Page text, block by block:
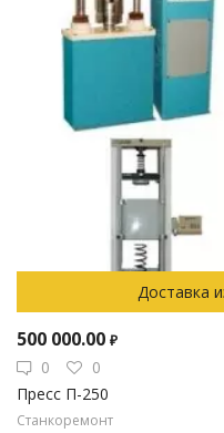
Доставка
500 000.00 ₽
0
0
Пресс П-250
Станкоремонт